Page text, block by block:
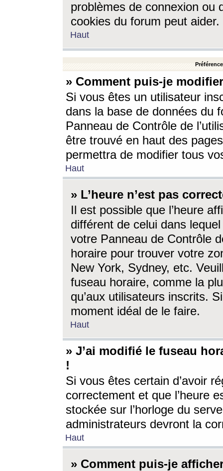
problèmes de connexion ou
cookies du forum peut aider.
Haut
» Comment puis-je
Si vous êtes un utilisateur
dans la base de données du
Panneau de Contrôle de
être trouvé en haut des
permettra de modifier tous
Haut
» L’heure n’est pas
Il est possible que l’heure
différent de celui dans
votre Panneau de Contrôle
horaire pour trouver votre
New York, Sydney, etc.
fuseau horaire, comme la
qu’aux utilisateurs inscrits.
moment idéal de le faire.
Haut
» J’ai modifié le fuseau
!
Si vous êtes certain d’avoir
correctement et que l’heure
stockée sur l’horloge du
administrateurs devront la
Haut
» Comment puis-je